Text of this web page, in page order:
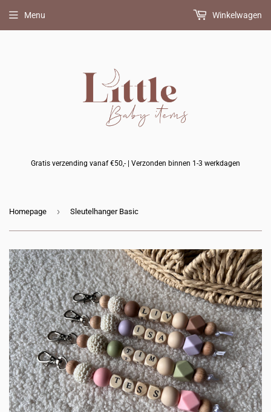
Gratis verzending vanaf €50,- | Verzonden binnen 1-3 werkdagen
Menu Winkelwagen
Homepage › Sleutelhanger Basic